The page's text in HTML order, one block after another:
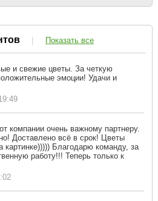
| Показать все
и свежие цветы. За четкую
эмоции! Удачи и
компании очень важному партнеру.
Доставлено всё в срок! Цветы
картинке))))) Благодарю команду, за
работу!!! Теперь только к